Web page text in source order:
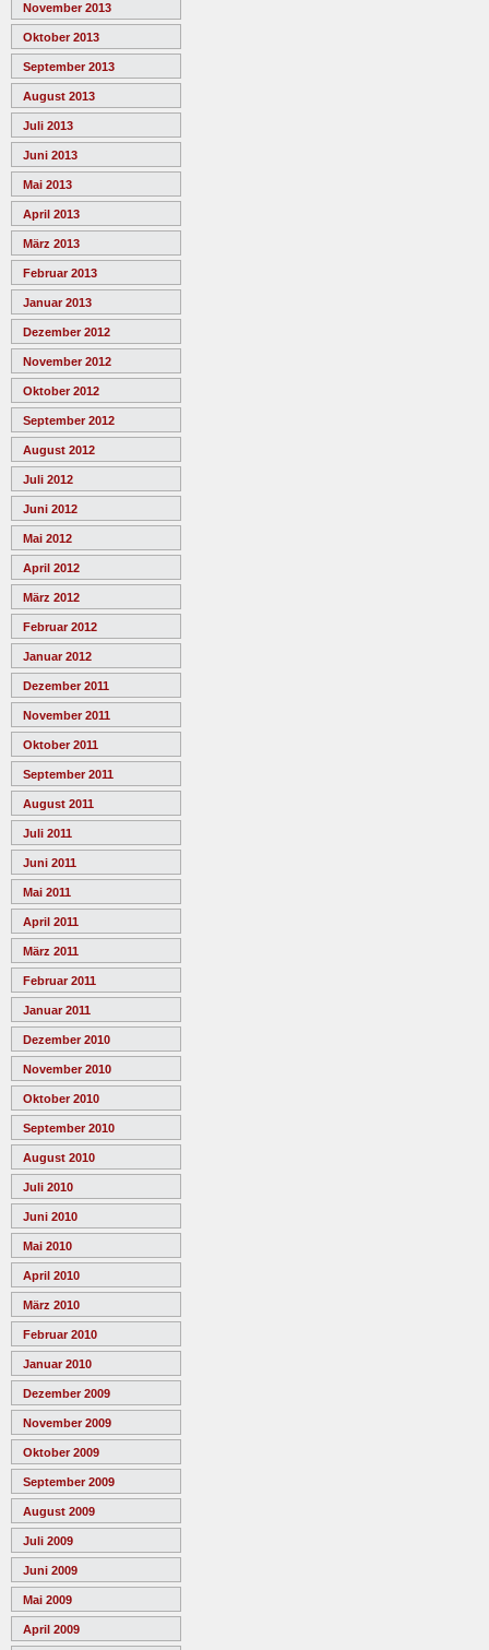
November 2013
Oktober 2013
September 2013
August 2013
Juli 2013
Juni 2013
Mai 2013
April 2013
März 2013
Februar 2013
Januar 2013
Dezember 2012
November 2012
Oktober 2012
September 2012
August 2012
Juli 2012
Juni 2012
Mai 2012
April 2012
März 2012
Februar 2012
Januar 2012
Dezember 2011
November 2011
Oktober 2011
September 2011
August 2011
Juli 2011
Juni 2011
Mai 2011
April 2011
März 2011
Februar 2011
Januar 2011
Dezember 2010
November 2010
Oktober 2010
September 2010
August 2010
Juli 2010
Juni 2010
Mai 2010
April 2010
März 2010
Februar 2010
Januar 2010
Dezember 2009
November 2009
Oktober 2009
September 2009
August 2009
Juli 2009
Juni 2009
Mai 2009
April 2009